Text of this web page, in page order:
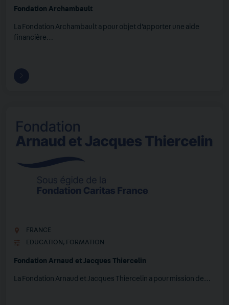
Fondation Archambault
La Fondation Archambault a pour objet d'apporter une aide
financière…
FRANCE
EDUCATION , FORMATION
Fondation Arnaud et Jacques Thiercelin
La Fondation Arnaud et Jacques Thiercelin a pour mission de…